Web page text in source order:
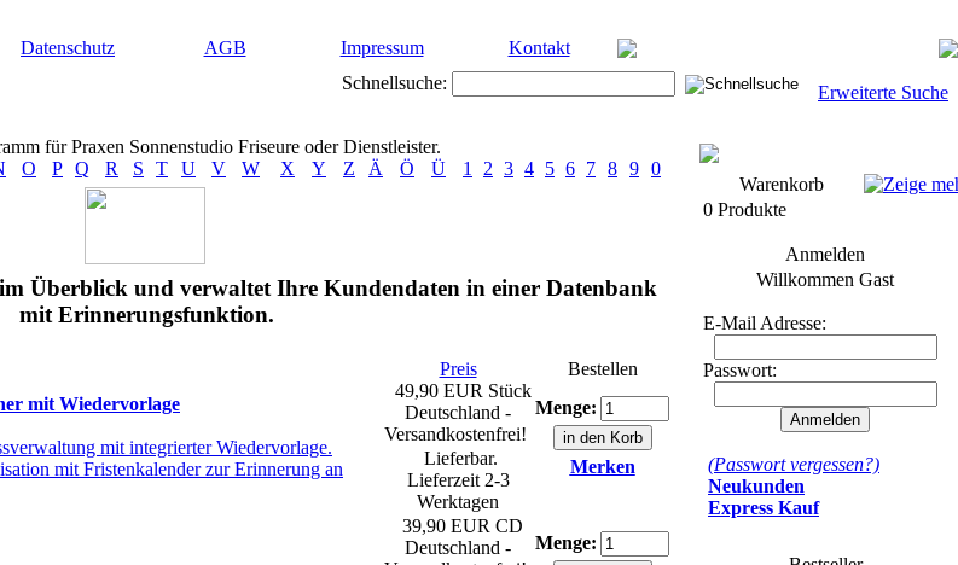
Datenschutz AGB Impressum Kontakt
Schnellsuche: Erweiterte Suche
für Praxen Sonnenstudio Friseure oder Dienstleister.
O P Q R S T U V W X Y Z Ä Ö Ü 1 2 3 4 5 6 7 8 9 0
Überblick und verwaltet Ihre Kundendaten in einer Datenbank
mit Erinnerungsfunktion.
Preis
Bestellen
mit Wiedervorlage
mit integrierter Wiedervorlage.
mit Fristenkalender zur Erinnerung an
49,90 EUR Stück
Deutschland -
Versandkostenfrei!
Lieferbar.
Lieferzeit 2-3
Werktagen
Menge:
Merken
39,90 EUR CD
Deutschland -
Menge:
Warenkorb
0 Produkte
Anmelden
Willkommen Gast
E-Mail Adresse:
Passwort:
(Passwort vergessen?)
Neukunden
Express Kauf